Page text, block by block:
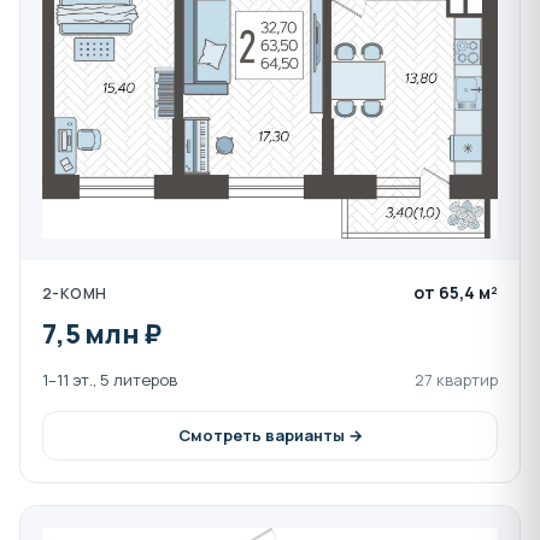
Возможно выполнение отделки квартиры в
формате White box:
Выполнена цементно-песчаная полусухая
стяжка пола
Выполнено оштукатуривание, шпаклевка,
Разводка горячего и холодного
Устанавливаются розетки, выключатели и
светильники
Устанавливаются надежные металлические
двери с двумя замками
Возможен полный ремонт от застройщика:
2-КОМН от 65,4 м²
7,5 млн ₽
1–11 эт., 5 литеров 27 квартир
Смотреть варианты →